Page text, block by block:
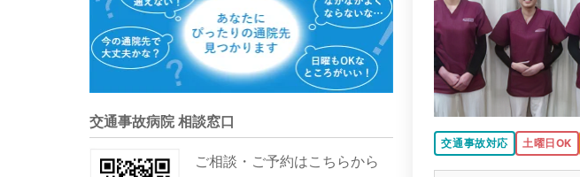
交通事故病院 相談窓口
ご相談・ご予約はこちらから
交通事故対応 土曜日OK